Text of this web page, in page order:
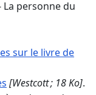
La personne du
sur le livre de
[Westcott ; 18 Ko].